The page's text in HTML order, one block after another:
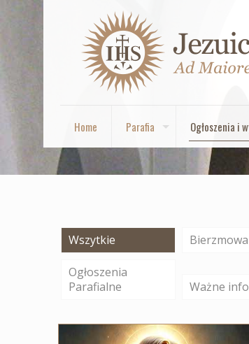
Home Parafia Ogłoszenia i
Wszytkie
Ogłoszenia
Parafialne
Ważne